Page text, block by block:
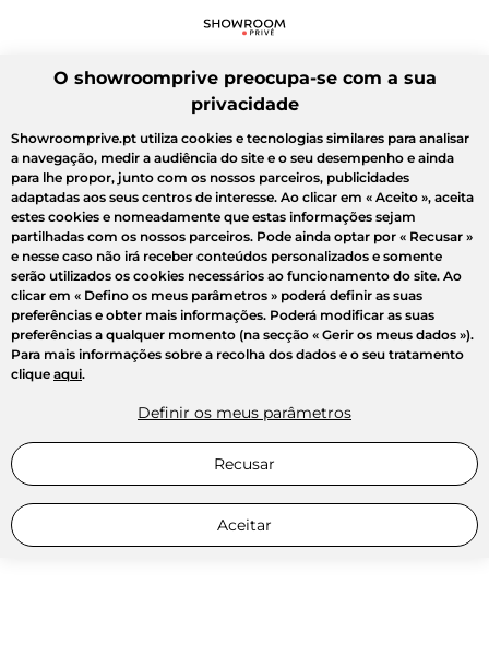
O showroomprive preocupa-se com a sua
privacidade
Showroomprive.pt utiliza cookies e tecnologias similares para analisar
a navegação, medir a audiência do site e o seu desempenho e ainda
para lhe propor, junto com os nossos parceiros, publicidades
adaptadas aos seus centros de interesse. Ao clicar em « Aceito », aceita
estes cookies e nomeadamente que estas informações sejam
partilhadas com os nossos parceiros. Pode ainda optar por « Recusar »
e nesse caso não irá receber conteúdos personalizados e somente
serão utilizados os cookies necessários ao funcionamento do site. Ao
clicar em « Defino os meus parâmetros » poderá definir as suas
preferências e obter mais informações. Poderá modificar as suas
preferências a qualquer momento (na secção « Gerir os meus dados »).
Para mais informações sobre a recolha dos dados e o seu tratamento
clique aqui.
Definir os meus parâmetros
Recusar
Aceitar